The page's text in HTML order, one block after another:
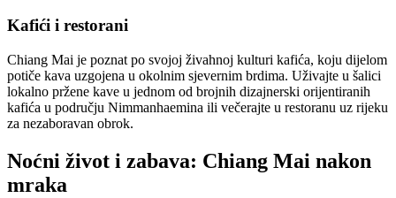
Kafići i restorani
Chiang Mai je poznat po svojoj živahnoj kulturi kafića, koju dijelom
potiče kava uzgojena u okolnim sjevernim brdima. Uživajte u šalici
lokalno pržene kave u jednom od brojnih dizajnerski orijentiranih
kafića u području Nimmanhaemina ili večerajte u restoranu uz rijeku
za nezaboravan obrok.
Noćni život i zabava: Chiang Mai nakon
mraka